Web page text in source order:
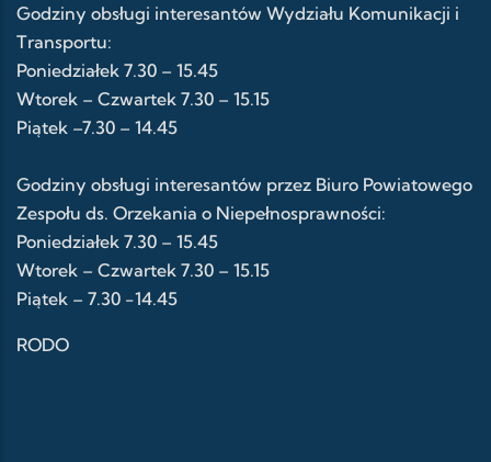
Godziny obsługi interesantów Wydziału Komunikacji i
Transportu:
Poniedziałek 7.30 – 15.45
Wtorek – Czwartek 7.30 – 15.15
Piątek –7.30 – 14.45
Godziny obsługi interesantów przez Biuro Powiatowego
Zespołu ds. Orzekania o Niepełnosprawności:
Poniedziałek 7.30 – 15.45
Wtorek – Czwartek 7.30 – 15.15
Piątek – 7.30 -14.45
RODO